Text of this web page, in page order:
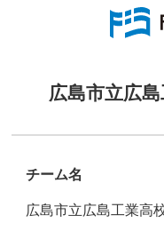
広島市立広
チーム名
広島市立広島工業